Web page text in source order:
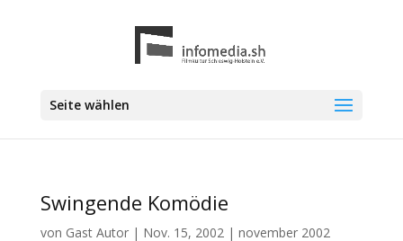
Seite wählen
Swingende Komödie
von Gast Autor| Nov. 15, 2002| november 2002